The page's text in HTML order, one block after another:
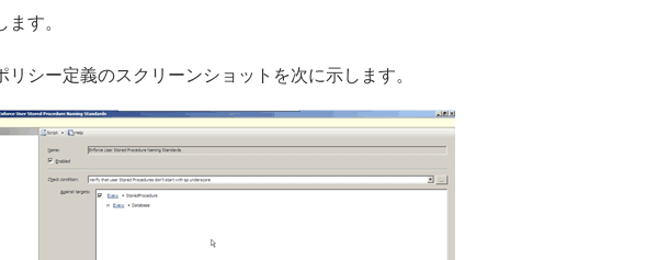
す。
シー定義のスクリーンショットを次に示します。